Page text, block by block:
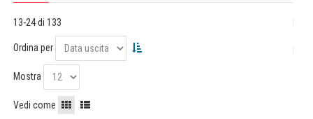
13-24 di 133
Ordina per
Mostra
Vedi come